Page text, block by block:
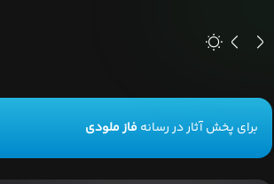
برای پخش آثار در رسانهفاز ملودی